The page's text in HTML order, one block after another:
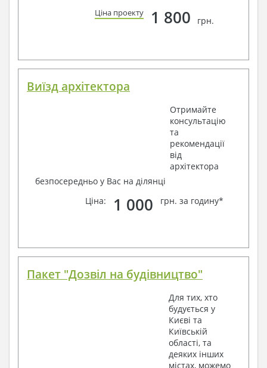
Ціна проекту 1 800 грн.
Виїзд архітектора
Отримайте
консультацію
та
рекомендації
від
архітектора
безпосередньо у Вас на ділянці
Ціна:
1 000 грн. за годину*
Пакет "Дозвіл на будівництво"
Для тих, хто
будується у
Києві та
Київській
області, та
деяких інших
містах, можемо